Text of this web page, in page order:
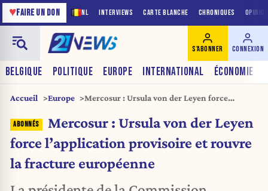
NL INTERVIEWS CARTE BLANCHE CHRONIQUES
♥FAIRE UN DON
BELGIQUE POLITIQUE EUROPE INTERNATIONAL ÉCONOMIE
S'ABONNER CONNEXION
Accueil Europe
Mercosur : Ursula von der Leyen force
européenne
Mercosur : Ursula von der Leyen
force l’application provisoire et rouvre
la fracture européenne